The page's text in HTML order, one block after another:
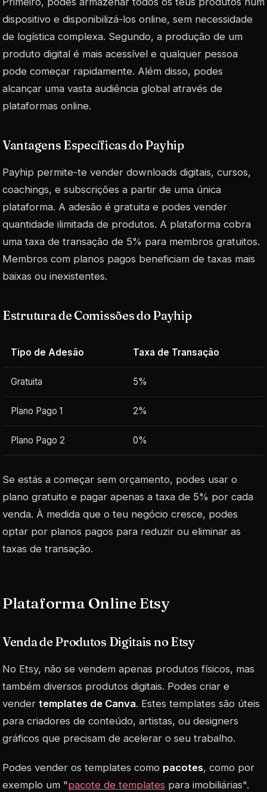
dispositivo e disponibilizá-los online, sem necessidade
de logística complexa. Segundo, a produção de um
produto digital é mais acessível e qualquer pessoa
pode começar rapidamente. Além disso, podes
alcançar uma vasta audiência global através de
plataformas online.
Vantagens Específicas do Payhip
Payhip permite-te vender downloads digitais, cursos,
coachings, e subscrições a partir de uma única
plataforma. A adesão é gratuita e podes vender
quantidade ilimitada de produtos. A plataforma cobra
uma taxa de transação de 5% para membros gratuitos.
Membros com planos pagos beneficiam de taxas mais
baixas ou inexistentes.
Estrutura de Comissões do Payhip
Tipo de Adesão Taxa de Transação
Gratuita 5%
Plano Pago 1 2%
Plano Pago 2 0%
Se estás a começar sem orçamento, podes usar o
plano gratuito e pagar apenas a taxa de 5% por cada
venda. À medida que o teu negócio cresce, podes
optar por planos pagos para reduzir ou eliminar as
taxas de transação.
Plataforma Online Etsy
Venda de Produtos Digitais no Etsy
No Etsy, não se vendem apenas produtos físicos, mas
também diversos produtos digitais. Podes criar e
vender templates de Canva. Estes templates são úteis
para criadores de conteúdo, artistas, ou designers
gráficos que precisam de acelerar o seu trabalho.
Podes vender os templates como pacotes, como por
exemplo um "pacote de templates para imobiliárias".